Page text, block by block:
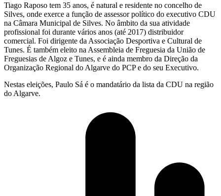
Tiago Raposo tem 35 anos, é natural e residente no concelho de
Silves, onde exerce a função de assessor político do executivo CDU
na Câmara Municipal de Silves. No âmbito da sua atividade
profissional foi durante vários anos (até 2017) distribuidor
comercial. Foi dirigente da Associação Desportiva e Cultural de
Tunes. É também eleito na Assembleia de Freguesia da União de
Freguesias de Algoz e Tunes, e é ainda membro da Direção da
Organização Regional do Algarve do PCP e do seu Executivo.
Nestas eleições, Paulo Sá é o mandatário da lista da CDU na região
do Algarve.